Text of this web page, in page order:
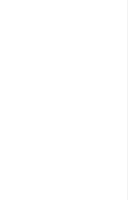
Bork
Segway
KIRIN